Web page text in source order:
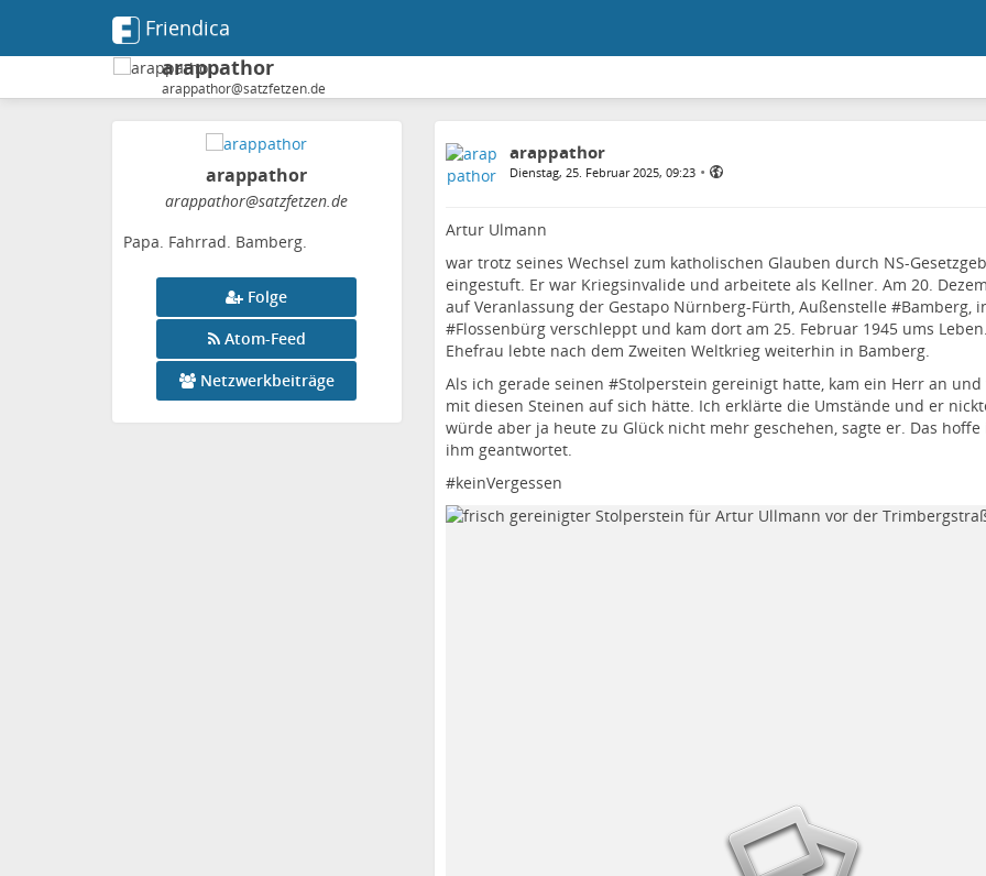
Friendica
arappathor
arappathor@satzfetzen.de
arappathor
arappathor@satzfetzen.de
Papa. Fahrrad. Bamberg.
Folge
Atom-Feed
Netzwerkbeiträge
arappathor
Dienstag, 25. Februar 2025, 09:23 •
Artur Ulmann
war trotz seines Wechsel zum katholischen Glauben durch NS-
eingestuft. Er war Kriegsinvalide und arbeitete als Kellner. Am 20.
auf Veranlassung der Gestapo Nürnberg-Fürth, Außenstelle #Bamberg,
#Flossenbürgverschleppt und kam dort am 25. Februar 1945 ums
Ehefrau lebte nach dem Zweiten Weltkrieg weiterhin in Bamberg.
Als ich gerade seinen #Stolperstein gereinigt hatte, kam ein Herr an und
mit diesen Steinen auf sich hätte. Ich erklärte die Umstände und er
würde aber ja heute zu Glück nicht mehr geschehen, sagte er. Das
ihm geantwortet.
#keinVergessen